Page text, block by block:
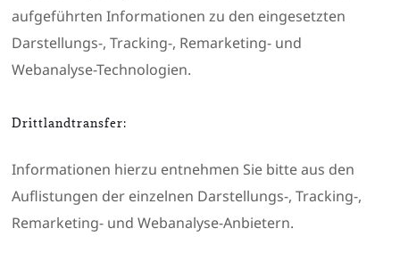
aufgeführten Informationen zu den eingesetzten
Darstellungs-, Tracking-, Remarketing- und
Webanalyse-Technologien.
Drittlandtransfer:
Informationen hierzu entnehmen Sie bitte aus den
Auflistungen der einzelnen Darstellungs-, Tracking-,
Remarketing- und Webanalyse-Anbietern.